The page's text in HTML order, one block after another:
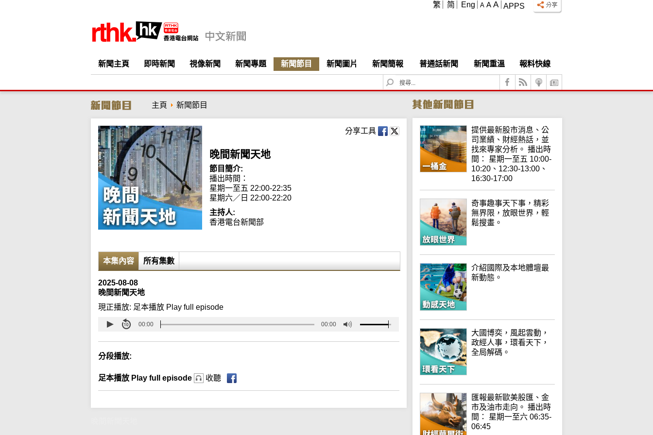
APPS
A A A
繁 简 Eng
新聞主頁 即時新聞 視像新聞 新聞專題 新聞節目 新聞圖片 新聞簡報 普通話新聞 新聞重溫
報料快線
S
e
c
h
主頁 新聞節目
分享工具
晚間新聞天地
節目簡介:
播出時間：
星期一至五 22:00-22:35
星期六／日 22:00-22:20
主持人:
香港電台新聞部
本集內容 所有集數
2025-08-08
晚間新聞天地
現正播放: 足本播放 Play full episode
00:00 00:00
分段播放:
足本播放 Play full episode 收聽
提供最新股市消息、公
司業績、財經熱話，並
找來專家分析。 播出時
間： 星期一至五 10:00-
10:20、12:30-13:00、
16:30-17:00
奇事趣事天下事，精彩
無界限，放眼世界，輕
鬆搜畫。
介紹國際及本地體壇最
新動態。
大國博奕，風起雲動，
政經人事，環看天下，
全局解碼。
匯報最新歐美股匯、金
市及油市走向。 播出時
間： 星期一至六 06:35-
06:45